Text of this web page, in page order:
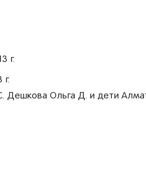
г.
г.
Дешкова Ольга Д. и дети